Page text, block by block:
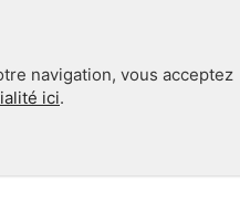
navigation, vous acceptez
ici.